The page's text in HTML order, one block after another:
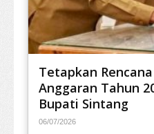
Tetapkan
Anggaran Tahun
Bupati Sintang
06/07/2026